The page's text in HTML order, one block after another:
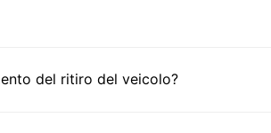
del ritiro del veicolo?